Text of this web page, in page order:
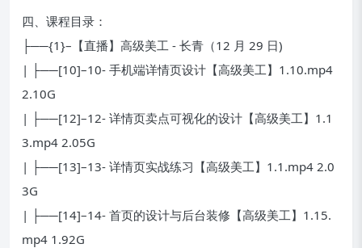
四、课程目录：
├──{1}–【直播】高级美工 - 长青（12 月 29 日)
| ├──[10]–10- 手机端详情页设计【高级美工】1.10.mp4
2.10G
| ├──[12]–12- 详情页卖点可视化的设计【高级美工】1.1
3.mp4 2.05G
| ├──[13]–13- 详情页实战练习【高级美工】1.1.mp4 2.0
3G
| ├──[14]–14- 首页的设计与后台装修【高级美工】1.15.
mp4 1.92G